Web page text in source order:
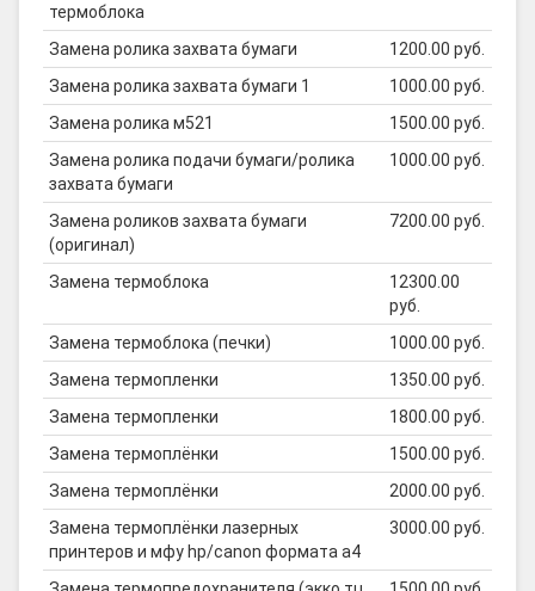
термоблока
Замена ролика захвата бумаги
1200.00 руб.
Замена ролика захвата бумаги 1
1000.00 руб.
Замена ролика м521
1500.00 руб.
Замена ролика подачи бумаги/ролика
захвата бумаги
1000.00 руб.
Замена роликов захвата бумаги
(оригинал)
7200.00 руб.
Замена термоблока
12300.00
руб.
Замена термоблока (печки)
1000.00 руб.
Замена термопленки
1350.00 руб.
Замена термопленки
1800.00 руб.
Замена термоплёнки
1500.00 руб.
Замена термоплёнки
2000.00 руб.
Замена термоплёнки лазерных
принтеров и мфу hp/canon формата а4
3000.00 руб.